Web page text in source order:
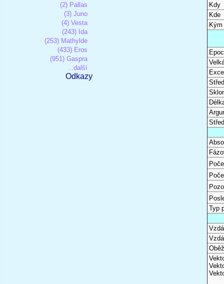
(2) Pallas
(3) Juno
(4) Vesta
(243) Ida
(253) Mathylde
(433) Eros
(951) Gaspra
...další
Odkazy
Kdy
Kde
Kým
Typ